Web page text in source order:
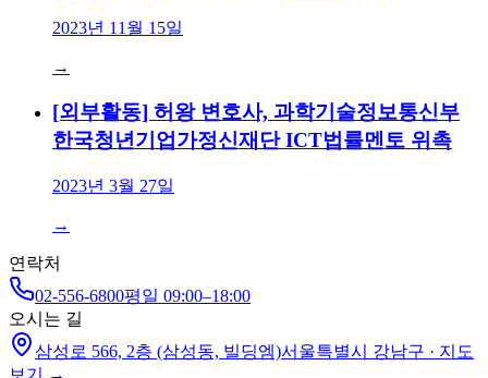
2023년 11월 15일
→
[외부활동] 허왕 변호사, 과학기술정보통신부
한국청년기업가정신재단 ICT법률멘토 위촉
2023년 3월 27일
→
연락처
02-556-6800평일 09:00–18:00
오시는 길
삼성로 566, 2층 (삼성동, 빌딩엠)서울특별시 강남구 · 지도
보기 →